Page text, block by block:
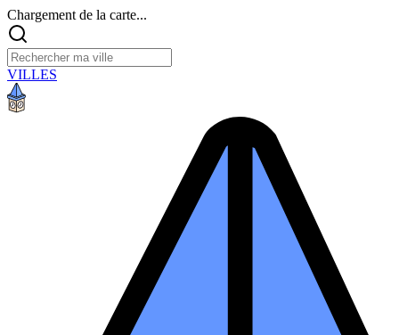
Chargement de la carte...
VILLES